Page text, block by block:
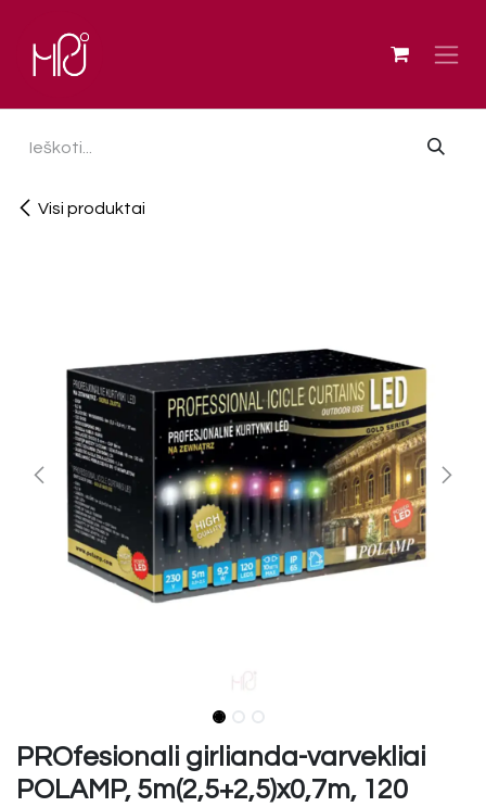
Visi produktai
PROfesionali girlianda-varvekliai
POLAMP, 5m(2,5+2,5)x0,7m, 120